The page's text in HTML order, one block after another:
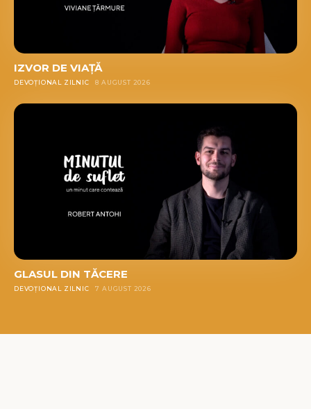
IZVOR DE VIAȚĂ
DEVOȚIONAL ZILNIC 8 AUGUST 2026
GLASUL DIN TĂCERE
DEVOȚIONAL ZILNIC 7 AUGUST 2026